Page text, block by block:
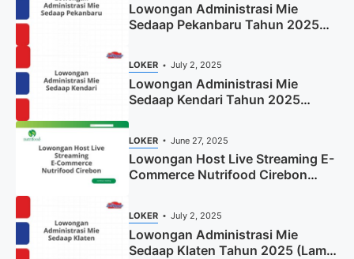
Lowongan Administrasi Mie
Sedaap Pekanbaru Tahun 2025
LOKER July 2, 2025
Lowongan Administrasi Mie
Sedaap Kendari Tahun 2025
LOKER June 27, 2025
Lowongan Host Live Streaming E-
Commerce Nutrifood Cirebon
LOKER July 2, 2025
Lowongan Administrasi Mie
Sedaap Klaten Tahun 2025 (Lamar